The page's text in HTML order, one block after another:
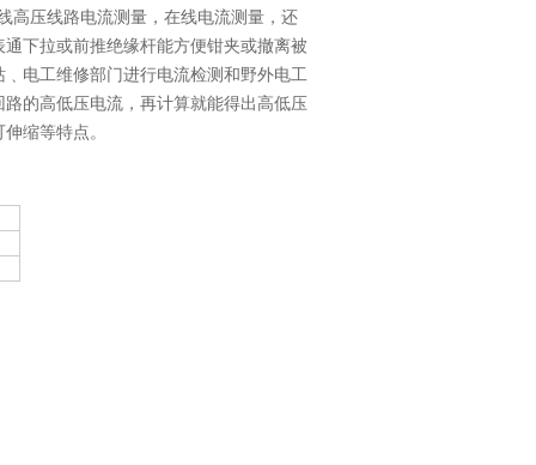
高压线路电流测量，在线电流测量，还
下拉或前推绝缘杆能方便钳夹或撤离被
电工维修部门进行电流检测和野外电工
的高低压电流，再计算就能得出高低压
缩等特点。